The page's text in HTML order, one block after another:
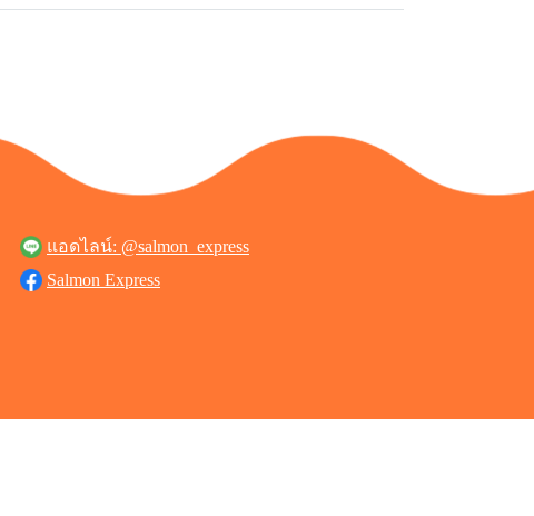
แอดไลน์: @salmon_express
Salmon Express